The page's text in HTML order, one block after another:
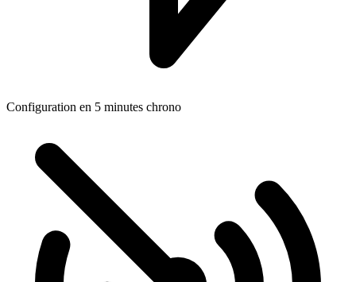
Configuration en 5 minutes chrono